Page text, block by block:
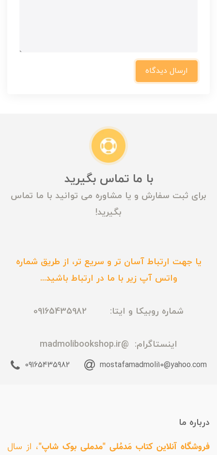
ارسال دیدگاه
با ما تماس بگیرید
برای ثبت سفارش و یا مشاوره می توانید با ما تماس
بگیرید!
یا جهت ارتباط آسان تر و سریع تر، از طریق شماره
واتس آپ زیر با ما در ارتباط باشید...
شماره روبیکا و ایتا: 09165435982
اینستاگرام: @madmolibookshop.ir
mostafamadmoli10@yahoo.com
09165435982
درباره ما
فروشگاه آنلاین کتاب مَدمُلی "مدملی بوک شاپ"، از سال